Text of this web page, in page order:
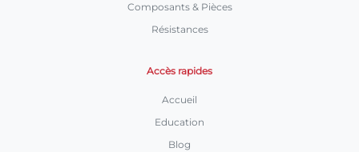
Composants & Pièces
Résistances
Accès rapides
Accueil
Education
Blog